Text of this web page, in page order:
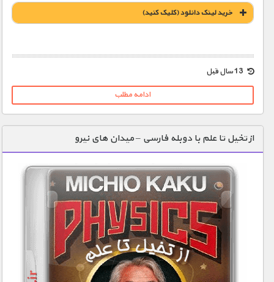
خريد لينک دانلود (کليک کنيد)
1900 تومان – خريد لينک دانلود (افزودن به سبد خريد)
ادامه مطلب
از تخیل تا علم با دوبله فارسی – میدان های نیرو